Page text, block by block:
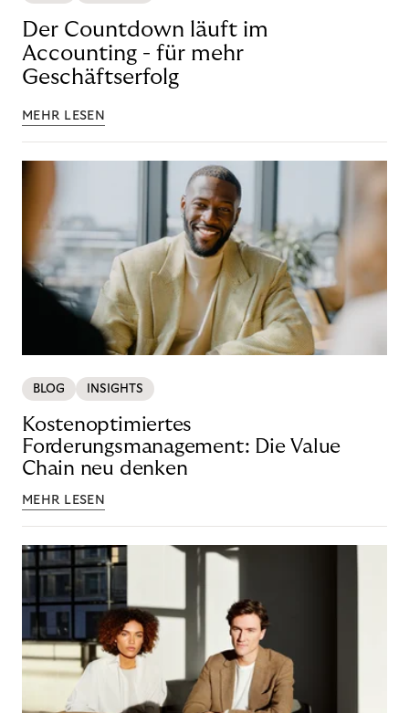
Der Countdown läuft im
Accounting - für mehr
Geschäftserfolg
MEHR LESEN
BLOG INSIGHTS
Kostenoptimiertes
Forderungsmanagement: Die Value
Chain neu denken
MEHR LESEN